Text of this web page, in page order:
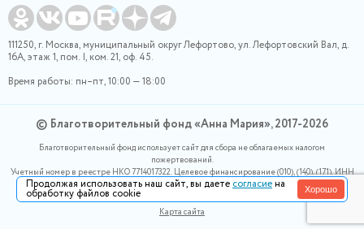
111250, г. Москва, муниципальный округ Лефортово, ул. Лефортовский Вал, д.
16А, этаж 1, пом. I, ком. 21, оф. 45.
Время работы: пн–пт, 10:00 — 18:00
© Благотворительный фонд «Анна Мария», 2017-2026
Благотворительный фонд использует сайт для сбора не облагаемых налогом
пожертвований.
Учетный номер в реестре НКО 7714017322. Целевое финансирование (010), (140), (171). ИНН
0400007265, ОГРН 1180400000220. Номер в реестре Роскомнадзора 77-24-166339
Политика конфидециальности
Карта сайта
Продолжая использовать наш сайт, вы даете согласиена
обработку файлов cookie Хорошо